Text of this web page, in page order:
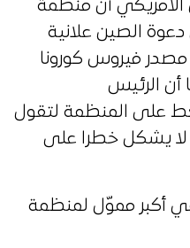
الأمريكي أن منظمة
الصين علانية
فيروس كورونا
موضحا أن الرئيس
على المنظمة لتقول
لا يشكل خطرا على
هي أكبر مموّل لمنظمة